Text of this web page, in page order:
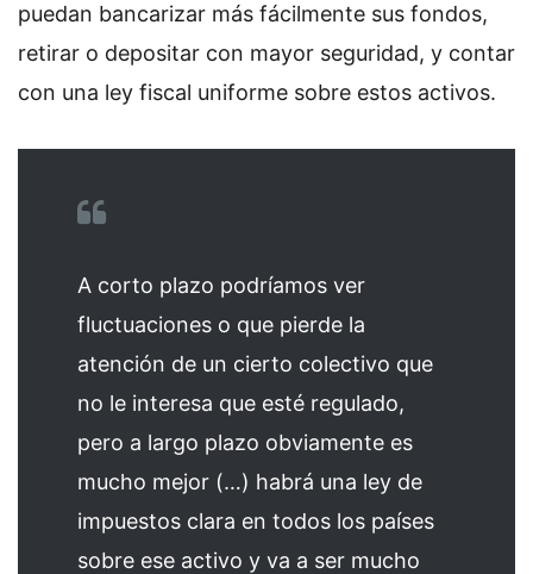
puedan bancarizar más fácilmente sus fondos,
retirar o depositar con mayor seguridad, y contar
con una ley fiscal uniforme sobre estos activos.
A corto plazo podríamos ver
fluctuaciones o que pierde la
atención de un cierto colectivo que
no le interesa que esté regulado,
pero a largo plazo obviamente es
mucho mejor (…) habrá una ley de
impuestos clara en todos los países
sobre ese activo y va a ser mucho